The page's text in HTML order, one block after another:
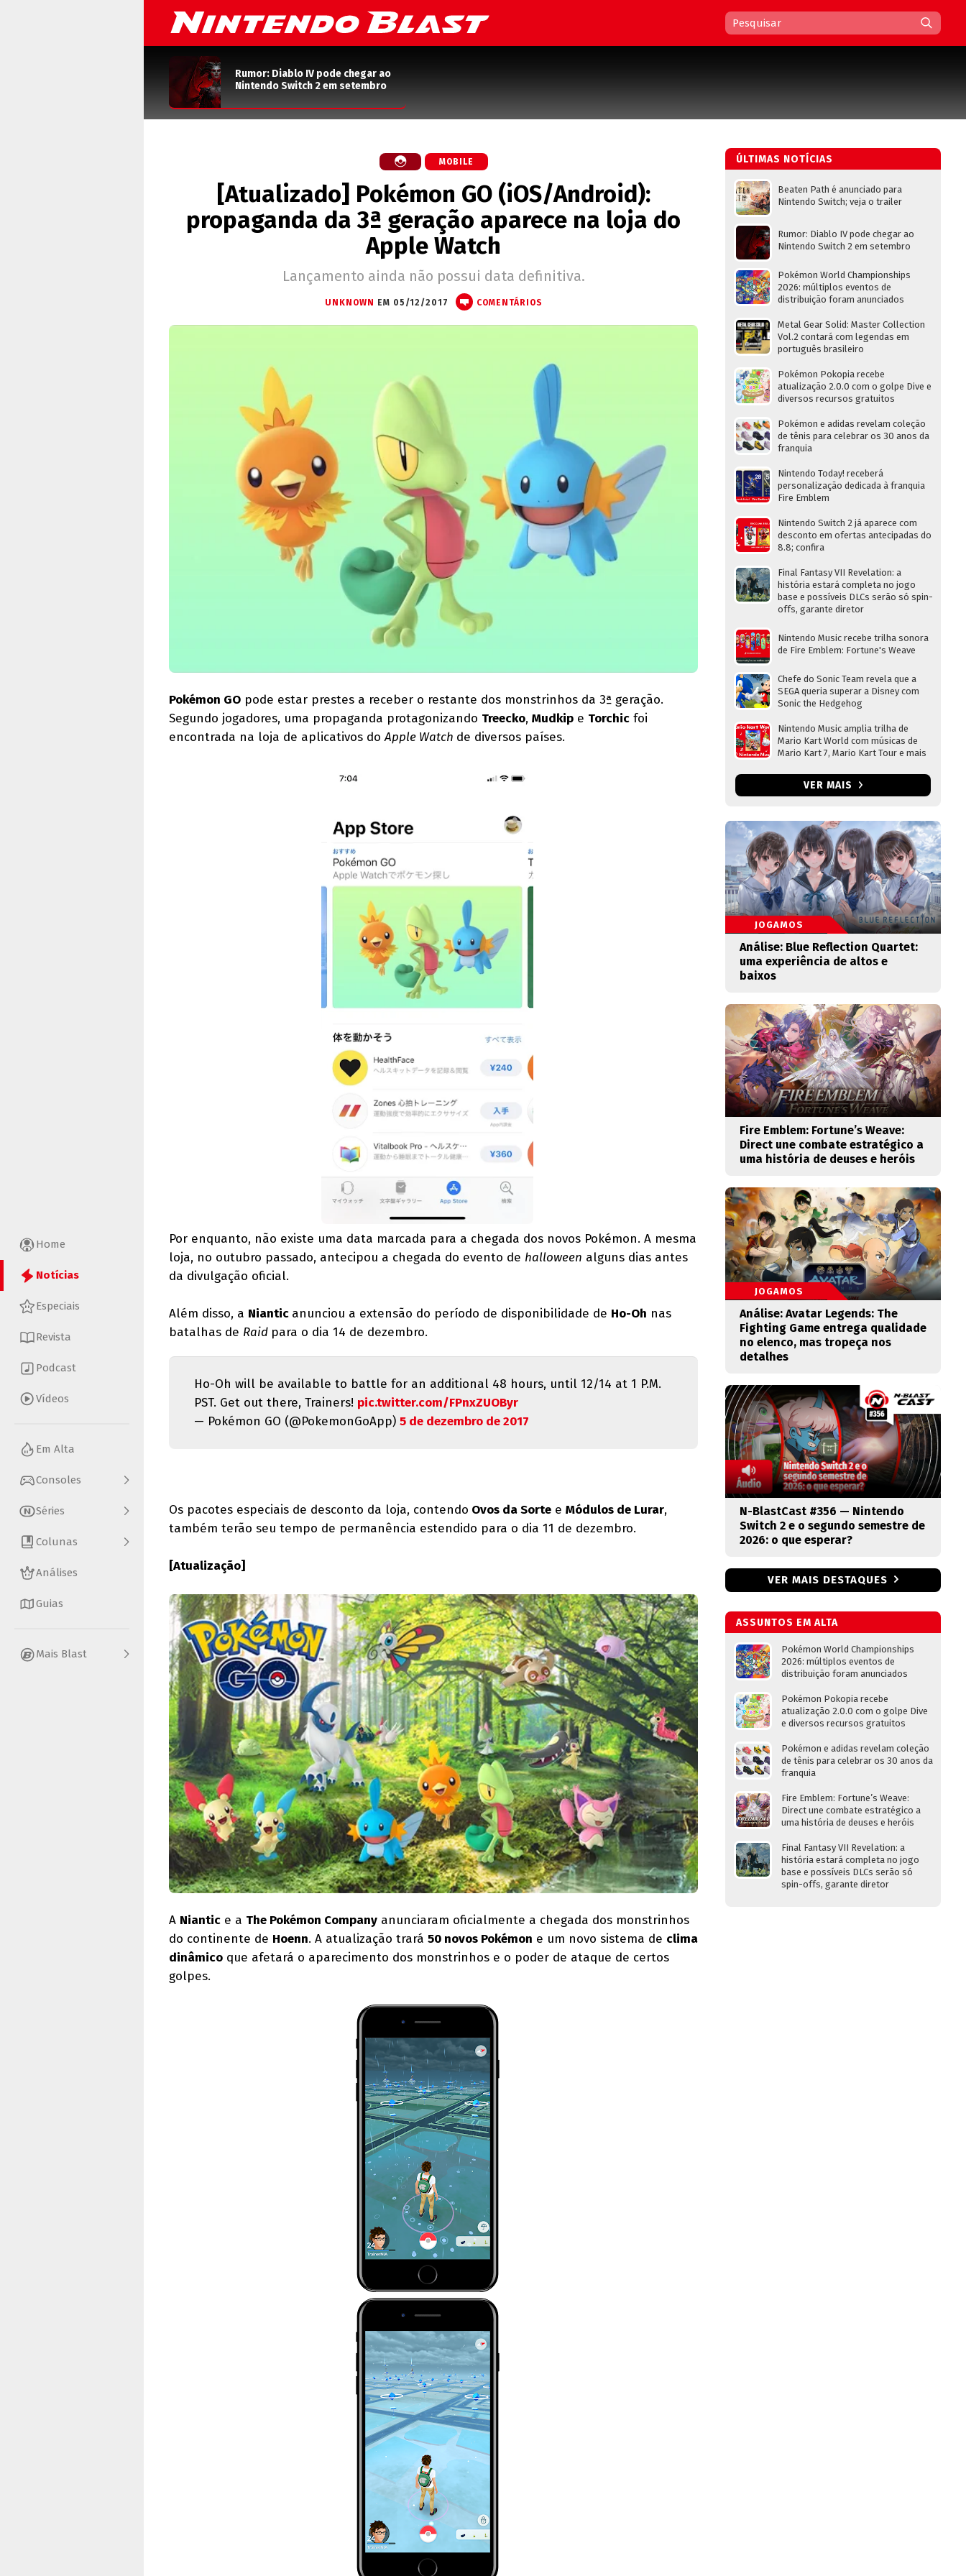
Home
Notícias
Especiais
Revista
Podcast
Vídeos
Em Alta
Consoles
Séries
Colunas
Análises
Guias
Mais Blast
Rumor: Diablo IV pode chegar ao
Nintendo Switch 2 em setembro
MOBILE
[Atualizado] Pokémon GO (iOS/Android):
propaganda da 3ª geração aparece na loja do
Apple Watch
Lançamento ainda não possui data definitiva.
UNKNOWN EM 05/12/2017 COMENTÁRIOS
Pokémon GO pode estar prestes a receber o restante dos monstrinhos da 3ª geração.
Segundo jogadores, uma propaganda protagonizando Treecko, Mudkip e Torchic foi
encontrada na loja de aplicativos doApple Watch de diversos países.
Por enquanto, não existe uma data marcada para a chegada dos novos Pokémon. A mesma
loja, no outubro passado, antecipou a chegada do evento de halloween alguns dias antes
da divulgação oficial.
Além disso, a Niantic anunciou a extensão do período de disponibilidade de Ho-Oh nas
batalhas de Raid para o dia 14 de dezembro.
Ho-Oh will be available to battle for an additional 48 hours, until 12/14 at 1 P.M.
PST. Get out there, Trainers! pic.twitter.com/FPnxZUOByr
— Pokémon GO (@PokemonGoApp) 5 de dezembro de 2017
Os pacotes especiais de desconto da loja, contendo Ovos da Sorte e Módulos de Lurar,
também terão seu tempo de permanência estendido para o dia 11 de dezembro.
[Atualização]
A Niantic e a The Pokémon Company anunciaram oficialmente a chegada dos monstrinhos
do continente de Hoenn. A atualização trará 50 novos Pokémon e um novo sistema de clima
dinâmico que afetará o aparecimento dos monstrinhos e o poder de ataque de certos
golpes.
ÚLTIMAS NOTÍCIAS
Beaten Path é anunciado para
Nintendo Switch; veja o trailer
Rumor: Diablo IV pode chegar ao
Nintendo Switch 2 em setembro
Pokémon World Championships
2026: múltiplos eventos de
distribuição foram anunciados
Metal Gear Solid: Master Collection
Vol.2 contará com legendas em
português brasileiro
Pokémon Pokopia recebe
atualização 2.0.0 com o golpe Dive e
diversos recursos gratuitos
Pokémon e adidas revelam coleção
de tênis para celebrar os 30 anos da
franquia
Nintendo Today! receberá
personalização dedicada à franquia
Fire Emblem
Nintendo Switch 2 já aparece com
desconto em ofertas antecipadas do
8.8; confira
Final Fantasy VII Revelation: a
história estará completa no jogo
base e possíveis DLCs serão só spin-
offs, garante diretor
Nintendo Music recebe trilha sonora
de Fire Emblem: Fortune's Weave
Chefe do Sonic Team revela que a
SEGA queria superar a Disney com
Sonic the Hedgehog
Nintendo Music amplia trilha de
Mario Kart World com músicas de
Mario Kart 7, Mario Kart Tour e mais
VER MAIS
JOGAMOS
Análise: Blue Reflection Quartet:
uma experiência de altos e
baixos
Fire Emblem: Fortune’s Weave:
Direct une combate estratégico a
uma história de deuses e heróis
JOGAMOS
Análise: Avatar Legends: The
Fighting Game entrega qualidade
no elenco, mas tropeça nos
detalhes
N-BlastCast #356 — Nintendo
Switch 2 e o segundo semestre de
2026: o que esperar?
VER MAIS DESTAQUES
ASSUNTOS EM ALTA
Pokémon World Championships
2026: múltiplos eventos de
distribuição foram anunciados
Pokémon Pokopia recebe
atualização 2.0.0 com o golpe Dive
e diversos recursos gratuitos
Pokémon e adidas revelam coleção
de tênis para celebrar os 30 anos da
franquia
Fire Emblem: Fortune’s Weave:
Direct une combate estratégico a
uma história de deuses e heróis
Final Fantasy VII Revelation: a
história estará completa no jogo
base e possíveis DLCs serão só
spin-offs, garante diretor